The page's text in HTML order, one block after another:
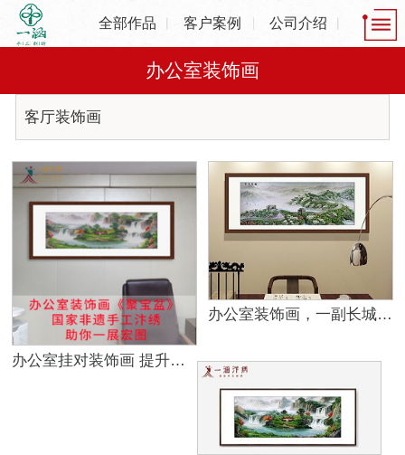
全部作品 客户案例 公司介绍
办公室装饰画
客厅装饰画
办公室挂对装饰画 提升运气助力事业
办公室装饰画，一副长城更气派